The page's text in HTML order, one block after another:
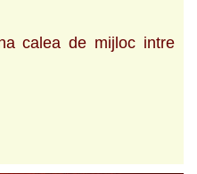
calea de mijloc intre